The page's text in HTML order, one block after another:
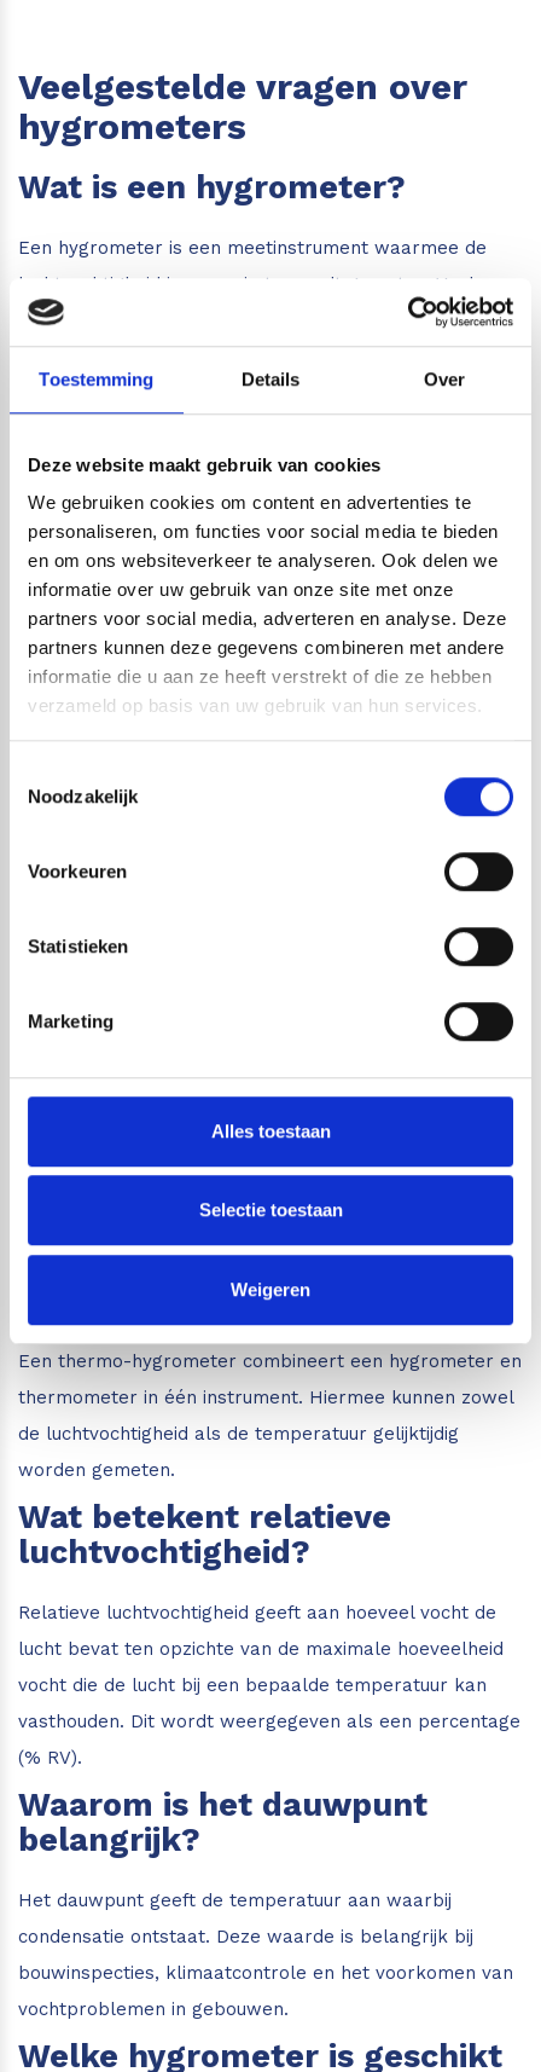
Toestemming Details Over
Deze website maakt gebruik van cookies
We gebruiken cookies om content en advertenties te
personaliseren, om functies voor social media te bieden
en om ons websiteverkeer te analyseren. Ook delen we
informatie over uw gebruik van onze site met onze
partners voor social media, adverteren en analyse. Deze
partners kunnen deze gegevens combineren met andere
informatie die u aan ze heeft verstrekt of die ze hebben
verzameld op basis van uw gebruik van hun services.
Noodzakelijk
Voorkeuren
Statistieken
Marketing
Alles toestaan
Selectie toestaan
Weigeren
Veelgestelde vragen over
hygrometers
Wat is een hygrometer?
Een hygrometer is een meetinstrument waarmee de
luchtvochtigheid in een ruimte wordt gemeten. Veel
moderne hygrometers meten daarnaast ook
Waarvoor wordt een
Hygrometers worden gebruikt voor klimaatmetingen in
woningen, kantoren, magazijnen, productieruimten,
archieven, laboratoria en bouwprojecten. Ze helpen bij
het controleren van de luchtvochtigheid en het
voorkomen van condensatie- en schimmelproblemen.
Wat is een goede
luchtvochtigheid binnenshuis?
Voor de meeste binnenruimtes wordt een relatieve
luchtvochtigheid tussen 40% en 60% aanbevolen. Een te
hoge luchtvochtigheid kan leiden tot condensatie en
schimmelvorming, terwijl een te lage luchtvochtigheid
Wat is het verschil tussen een
hygrometer en een
omgeving. Een vochtmeter wordt gebruikt om het
vochtgehalte in materialen zoals hout, beton, gips of
andere bouwmaterialen te meten.
Wat is een thermo-
Een thermo-hygrometer combineert een hygrometer en
thermometer in één instrument. Hiermee kunnen zowel
de luchtvochtigheid als de temperatuur gelijktijdig
worden gemeten.
Wat betekent relatieve
luchtvochtigheid?
Relatieve luchtvochtigheid geeft aan hoeveel vocht de
lucht bevat ten opzichte van de maximale hoeveelheid
vocht die de lucht bij een bepaalde temperatuur kan
vasthouden. Dit wordt weergegeven als een percentage
(% RV).
Waarom is het dauwpunt
belangrijk?
Het dauwpunt geeft de temperatuur aan waarbij
condensatie ontstaat. Deze waarde is belangrijk bij
bouwinspecties, klimaatcontrole en het voorkomen van
vochtproblemen in gebouwen.
Welke hygrometer is geschikt